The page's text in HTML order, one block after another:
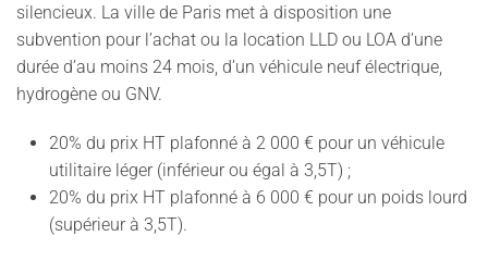
silencieux. La ville de Paris met à disposition une
subvention pour l’achat ou la location LLD ou LOA d’une
durée d’au moins 24 mois, d’un véhicule neuf électrique,
hydrogène ou GNV.
20% du prix HT plafonné à 2 000 € pour un véhicule
utilitaire léger (inférieur ou égal à 3,5T) ;
20% du prix HT plafonné à 6 000 € pour un poids lourd
(supérieur à 3,5T).